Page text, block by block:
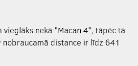
nekā "Macan 4", tāpēc tā
distance ir līdz 641